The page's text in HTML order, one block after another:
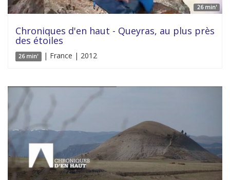
26 min'
Chroniques d'en haut - Queyras, au plus près
des étoiles
26 min' | France | 2012